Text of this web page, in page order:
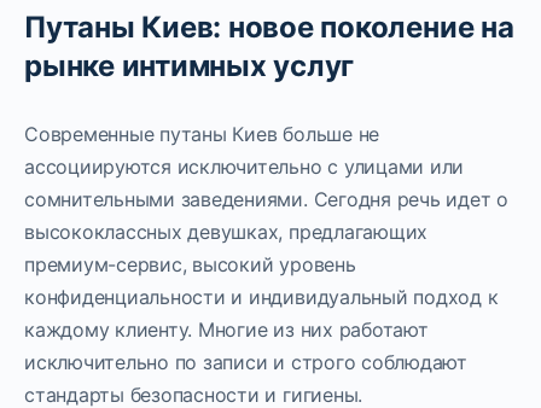
Путаны Киев: новое поколение на
рынке интимных услуг
Современные путаны Киев больше не
ассоциируются исключительно с улицами или
сомнительными заведениями. Сегодня речь идет о
высококлассных девушках, предлагающих
премиум-сервис, высокий уровень
конфиденциальности и индивидуальный подход к
каждому клиенту. Многие из них работают
исключительно по записи и строго соблюдают
стандарты безопасности и гигиены.